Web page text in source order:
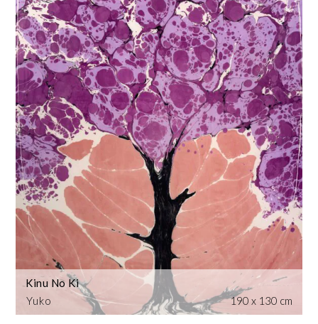
Yuko
Kinu No Ki
190 x 130 cm